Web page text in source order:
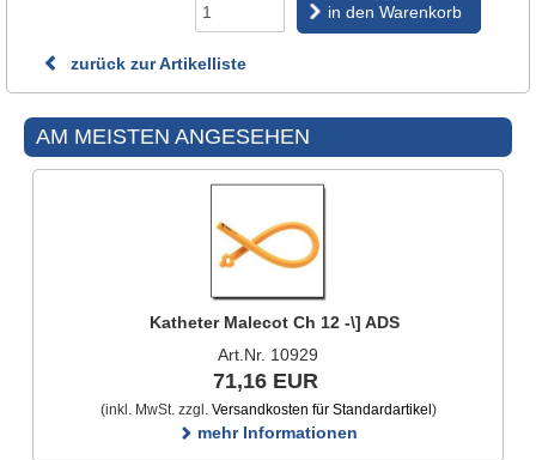
in den Warenkorb
zurück zur Artikelliste
AM MEISTEN ANGESEHEN
Katheter Malecot Ch 12 -\] ADS
Art.Nr. 10929
71,16 EUR
(inkl. MwSt. zzgl. Versandkosten für Standardartikel )
mehr Informationen